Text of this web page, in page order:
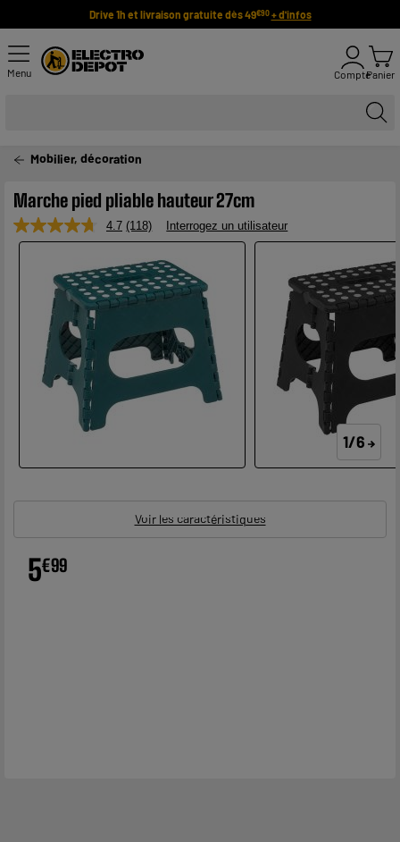
Drive 1h et livraison gratuite dès 49€90 + d'infos
Menu ComptePanier
Mobilier, décoration
Marche pied pliable hauteur 27cm
4.7 Lire
118
avis.
Lien
sur
la
page.
(118) Interrogez un utilisateur
1/6
Voir les caractéristiques
5€99